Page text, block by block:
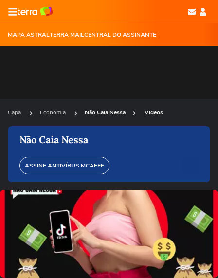
MAPA ASTRALTERRA MAILCENTRAL DO ASSINANTE
Capa Economia Não Caia Nessa Videos
Não Caia Nessa
ASSINE ANTIVÍRUS MCAFEE
Não foi possível reproduzir o vídeo
Tentar novamente